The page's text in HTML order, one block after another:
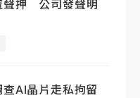
聲押 公司發聲明
AI晶片走私拘留